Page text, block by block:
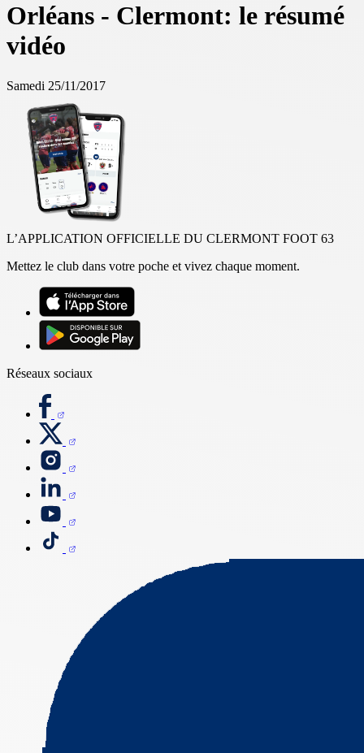
Orléans - Clermont: le résumé
vidéo
Samedi 25/11/2017
L’APPLICATION OFFICIELLE DU CLERMONT FOOT 63
Mettez le club dans votre poche et vivez chaque moment.
Réseaux sociaux